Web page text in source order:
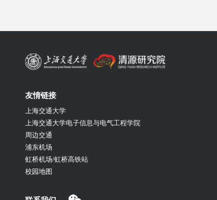
友情链接
上海交通大学
上海交通大学电子信息与电气工程学院
周边交通
浦东机场
虹桥机场/虹桥高铁站
校园地图